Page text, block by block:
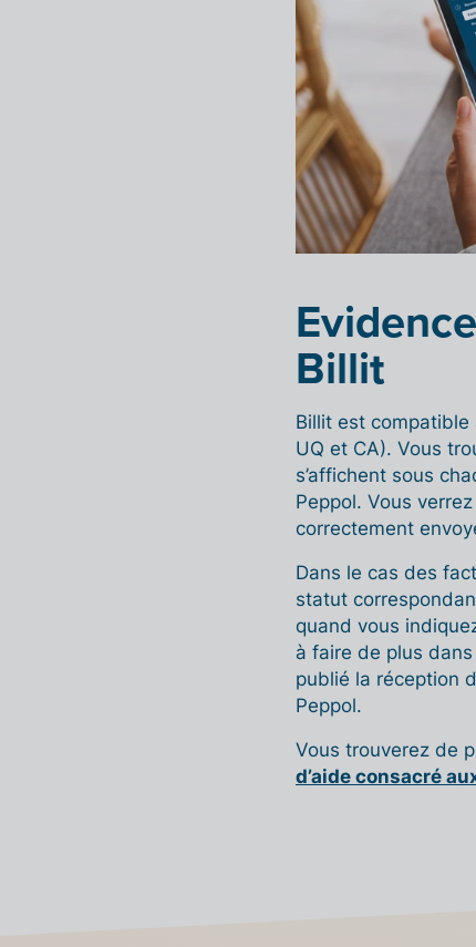
Billit
Billit est compatible
UQ et CA). Vous
s’affichent sous
Peppol. Vous
correctement
Dans le cas des
statut
quand vous
à faire de plus
publié la réception
Peppol.
Vous trouverez de
d’aide consacré